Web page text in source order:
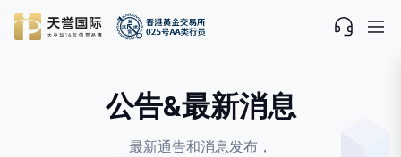
公告&最新消息
最新通告和消息发布，